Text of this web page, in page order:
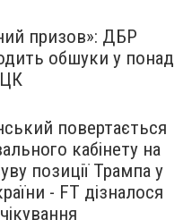
на Лермонтова 17
призов»: ДБР
обшуки у понад
повертається
кабінету на
позиції Трампа у
- FT дізналося